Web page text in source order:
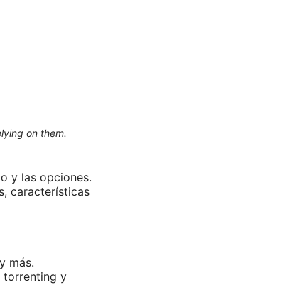
on them.
y las opciones.
características
más.
torrenting y